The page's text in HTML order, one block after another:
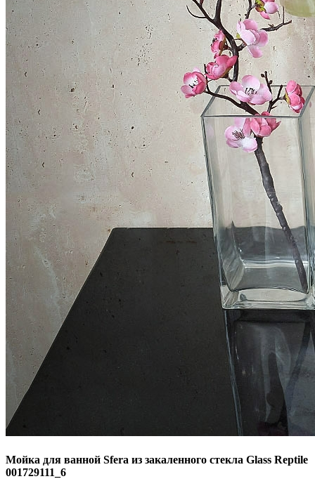
Мойка для ванной Sfera из закаленного стекла Glass Reptile
001729111_6